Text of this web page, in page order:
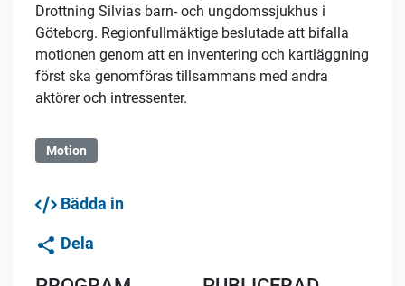
Drottning Silvias barn- och ungdomssjukhus i
Göteborg. Regionfullmäktige beslutade att bifalla
motionen genom att en inventering och kartläggning
först ska genomföras tillsammans med andra
aktörer och intressenter.
Motion
Bädda in
Dela